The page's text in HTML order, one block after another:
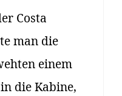
Costa
man die
einem
die Kabine,